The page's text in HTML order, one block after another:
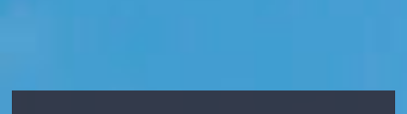
Tüm Manşetler